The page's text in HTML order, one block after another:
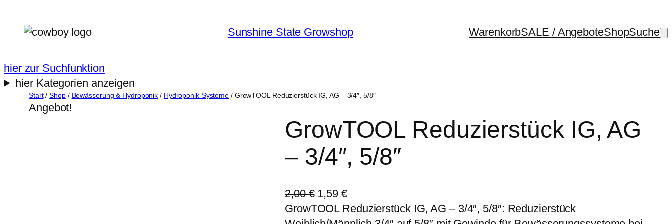
Inhalt
Sunshine State Growshop WarenkorbSALE / AngeboteShopSuche
hier zur Suchfunktion
hier Kategorien anzeigen
Start/Shop/ Bewässerung & Hydroponik / Hydroponik-Systeme / GrowTOOL Reduzierstück IG, AG – 3/4″, 5/8″
Angebot!
GrowTOOL Reduzierstück IG, AG
– 3/4″, 5/8″
2,00€ U
r
1,59 €A
k
GrowTOOL Reduzierstück IG, AG – 3/4″, 5/8″: Reduzierstück